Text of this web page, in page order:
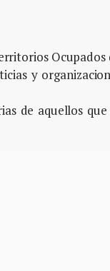
Ocupados
y
de aquellos que